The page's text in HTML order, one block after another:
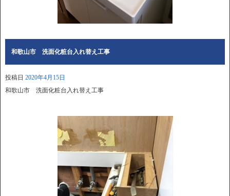
和歌山市 洗面化粧台入れ替え工事
投稿日 2020年4月15日
和歌山市 洗面化粧台入れ替え工事